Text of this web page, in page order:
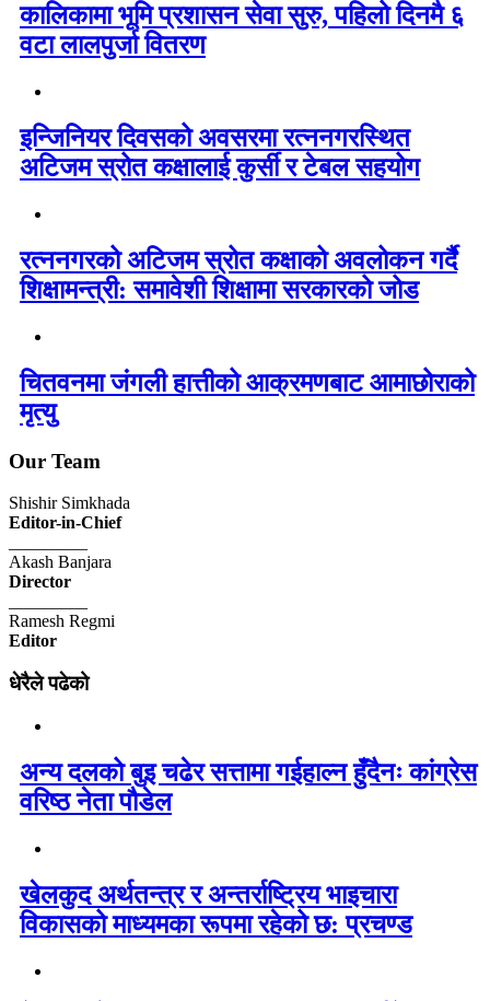
कालिकामा भूमि प्रशासन सेवा सुरु, पहिलो दिनमै ६
वटा लालपुर्जा वितरण
इन्जिनियर दिवसको अवसरमा रत्ननगरस्थित
अटिजम स्रोत कक्षालाई कुर्सी र टेबल सहयोग
रत्ननगरको अटिजम स्रोत कक्षाको अवलोकन गर्दै
शिक्षामन्त्री: समावेशी शिक्षामा सरकारको जोड
चितवनमा जंगली हात्तीको आक्रमणबाट आमाछोराको
मृत्यु
Our Team
Shishir Simkhada
Editor-in-Chief
Akash Banjara
Director
Ramesh Regmi
Editor
धेरैले पढेको
अन्य दलको बुइ चढेर सत्तामा गईहाल्न हुँदैनः कांग्रेस
वरिष्ठ नेता पौडेल
खेलकुद अर्थतन्त्र र अन्तर्राष्ट्रिय भाइचारा
विकासको माध्यमका रूपमा रहेको छ: प्रचण्ड